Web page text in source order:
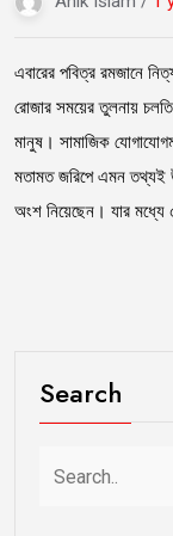
এবারের পবিত্র রমজানে
রোজার সময়ের তুলনায়
মানুষ। সামাজিক
মতামত জরিপে এমন তথ্যই
অংশ নিয়েছেন। যার মধ্যে
Search